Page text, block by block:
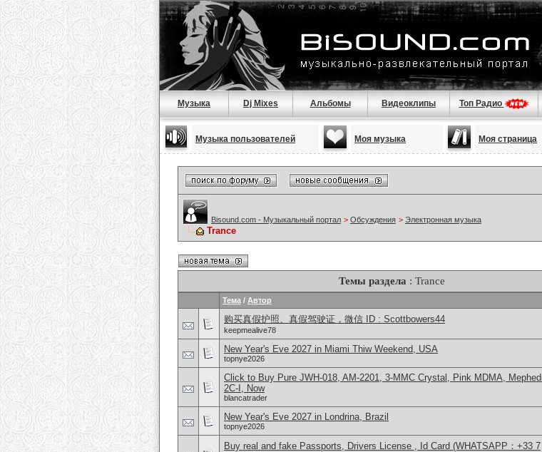
Музыка Dj Mixes Альбомы Видеоклипы Топ Радио
Музыка пользователей Моя музыка Моя страница
Bisound.com - Музыкальный портал > Обсуждения > Электронная музыка
Trance
Темы раздела : Trance
Тема / Автор
购买真假护照、真假驾驶证，微信 ID : Scottbowers44
keepmealive78
New Year's Eve 2027 in Miami Thiw Weekend, USA
topnye2026
Click to Buy Pure JWH-018, AM-2201, 3-MMC Crystal, Pink MDMA,
2C-I, Now
blancatrader
New Year's Eve 2027 in Londrina, Brazil
topnye2026
Buy real and fake Passports, Drivers License , Id Card (WHATSAPP：+33 7